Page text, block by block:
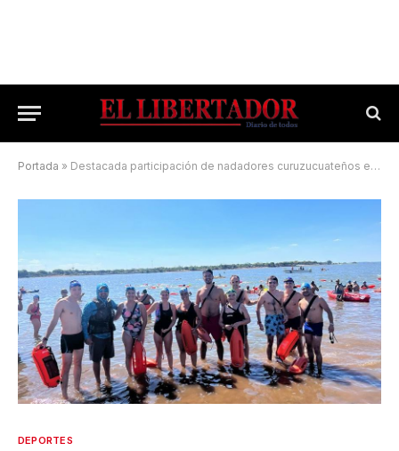
Portada » Destacada participación de nadadores curuzucuateños en el Cruce del Lago
DEPORTES